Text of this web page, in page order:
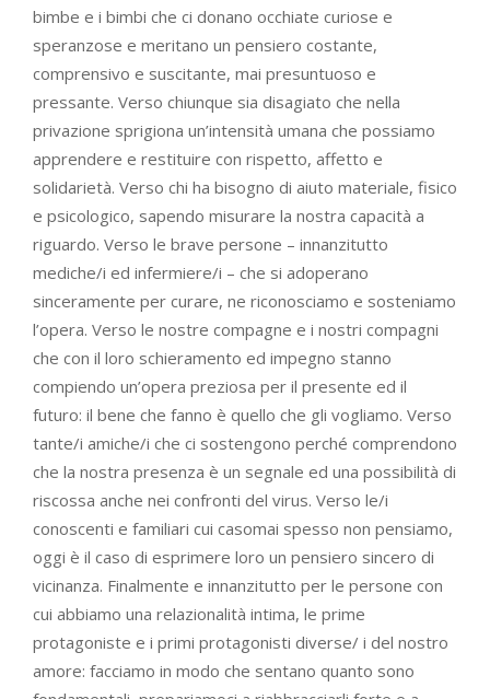
bimbe e i bimbi che ci donano occhiate curiose e
speranzose e meritano un pensiero costante,
comprensivo e suscitante, mai presuntuoso e
pressante. Verso chiunque sia disagiato che nella
privazione sprigiona un’intensità umana che possiamo
apprendere e restituire con rispetto, affetto e
solidarietà. Verso chi ha bisogno di aiuto materiale, fisico
e psicologico, sapendo misurare la nostra capacità a
riguardo. Verso le brave persone – innanzitutto
mediche/i ed infermiere/i – che si adoperano
sinceramente per curare, ne riconosciamo e sosteniamo
l’opera. Verso le nostre compagne e i nostri compagni
che con il loro schieramento ed impegno stanno
compiendo un’opera preziosa per il presente ed il
futuro: il bene che fanno è quello che gli vogliamo. Verso
tante/i amiche/i che ci sostengono perché comprendono
che la nostra presenza è un segnale ed una possibilità di
riscossa anche nei confronti del virus. Verso le/i
conoscenti e familiari cui casomai spesso non pensiamo,
oggi è il caso di esprimere loro un pensiero sincero di
vicinanza. Finalmente e innanzitutto per le persone con
cui abbiamo una relazionalità intima, le prime
protagoniste e i primi protagonisti diverse/ i del nostro
amore: facciamo in modo che sentano quanto sono